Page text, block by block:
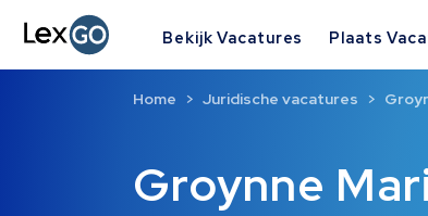
Bekijk Vacatures Plaats
Groynne
Home Juridische vacatures